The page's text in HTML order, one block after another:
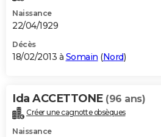
Naissance
22/04/1929
Décès
18/02/2013 à Somain (Nord)
Ida ACCETTONE (96 ans)
Créer une cagnotte obsèques
Naissance